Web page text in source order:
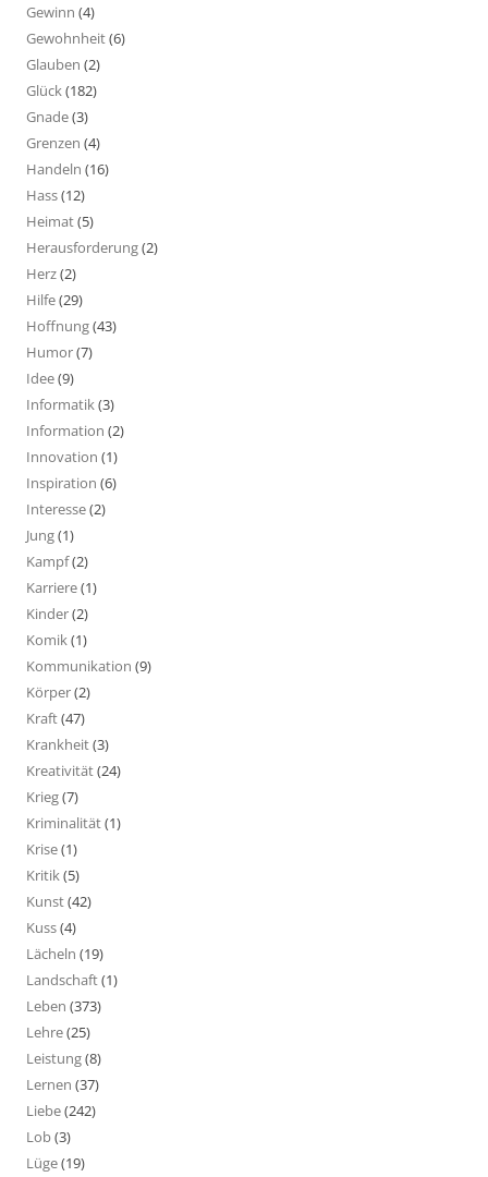
Gewinn (4)
Gewohnheit(6)
Glauben (2)
Glück(182)
Gnade(3)
Grenzen (4)
Handeln (16)
Hass(12)
Heimat(5)
Herausforderung(2)
Herz(2)
Hilfe(29)
Hoffnung(43)
Humor(7)
Idee(9)
Informatik(3)
Information (2)
Innovation (1)
Inspiration (6)
Interesse(2)
Jung(1)
Kampf(2)
Karriere(1)
Kinder(2)
Komik(1)
Kommunikation (9)
Körper(2)
Kraft(47)
Krankheit(3)
Kreativität(24)
Krieg(7)
Kriminalität(1)
Krise(1)
Kritik(5)
Kunst(42)
Kuss(4)
Lächeln (19)
Landschaft(1)
Leben (373)
Lehre(25)
Leistung(8)
Lernen (37)
Liebe(242)
Lob(3)
Lüge(19)